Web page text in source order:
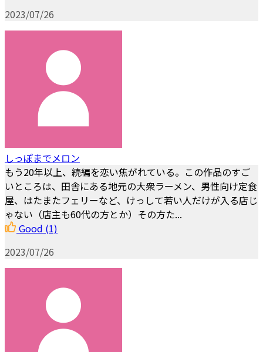
2023/07/26
しっぽまでメロン
もう20年以上、続編を恋い焦がれている。この作品のすご
いところは、田舎にある地元の大衆ラーメン、男性向け定食
屋、はたまたフェリーなど、けっして若い人だけが入る店じ
ゃない（店主も60代の方とか）その方た...
Good (1)
2023/07/26